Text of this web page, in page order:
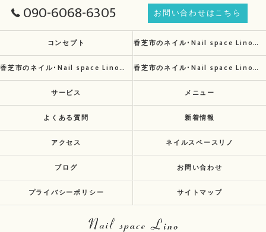
090-6068-6305 お問い合わせはこちら
コンセプト 香芝市のネイル･Nail space Linoの口コミ情報
香芝市のネイル･Nail space Linoの評判 香芝市のネイル･Nail space Linoのお客様の声
サービス メニュー
よくある質問 新着情報
アクセス ネイルスペースリノ
ブログ お問い合わせ
プライバシーポリシー サイトマップ